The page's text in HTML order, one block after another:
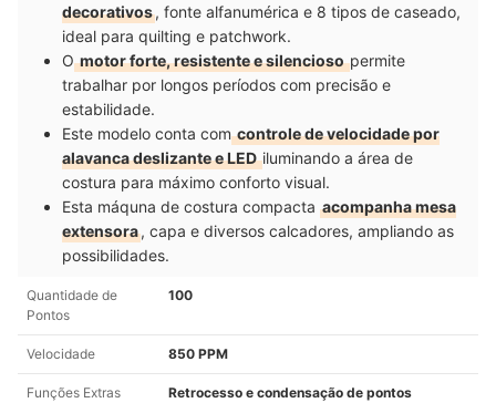
decorativos, fonte alfanumérica e 8 tipos de caseado,
ideal para quilting e patchwork.
Omotor forte, resistente e silenciosopermite
trabalhar por longos períodos com precisão e
estabilidade.
Este modelo conta comcontrole de velocidade por
alavanca deslizante e LEDiluminando a área de
costura para máximo conforto visual.
Esta máquna de costura compacta acompanha mesa
extensora, capa e diversos calcadores, ampliando as
possibilidades.
Quantidade de
Pontos
100
Velocidade 850 PPM
Funções Extras
Retrocesso e condensação de pontos